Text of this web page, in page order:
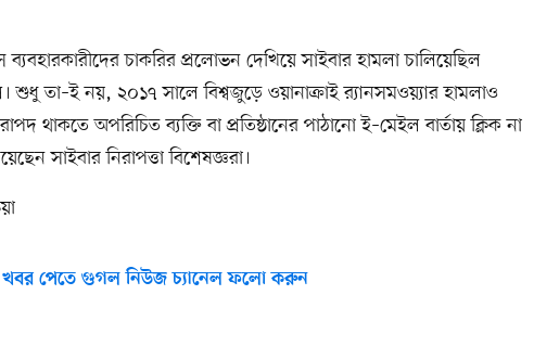
চাকরির প্রলোভন দেখিয়ে সাইবার হামলা চালিয়েছিল
শুধু তা–ই নয়, ২০১৭ সালে বিশ্বজুড়ে ওয়ানাক্রাই র‍্যানসমওয়্যার হামলাও
থাকতে অপরিচিত ব্যক্তি বা প্রতিষ্ঠানের পাঠানো ই–মেইল বার্তায় ক্লিক না
সাইবার নিরাপত্তা বিশেষজ্ঞরা।
পেতে গুগল নিউজ চ্যানেল ফলো করুন